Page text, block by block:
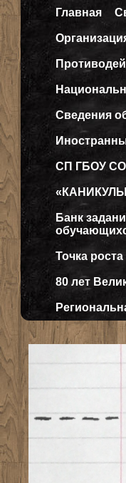
Главная
Сведения
СП ГБОУ
Банк
Точка роста
80 лет